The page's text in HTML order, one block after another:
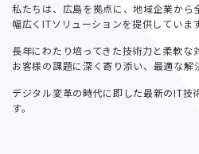
私たちは、広島を拠点に、地域企業から
幅広くITソリューションを提供しています
長年にわたり培ってきた技術力と柔軟な
お客様の課題に深く寄り添い、最適な解
デジタル変革の時代に即した最新のIT技
す。